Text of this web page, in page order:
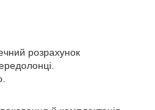
розрахунок